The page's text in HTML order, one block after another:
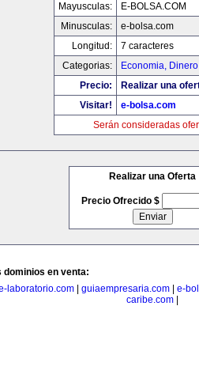
Mayusculas:
E-BOLSA.COM
Minusculas:
e-bolsa.com
Longitud:
7 caracteres
Categorias:
Economia,
Precio:
Realizar una
Visitar!
e-bolsa.com
Serán consideradas
Realizar una Oferta
Precio Ofrecido $
dominios en venta:
laboratorio.com
guiaempresaria.com
e-
caribe.com